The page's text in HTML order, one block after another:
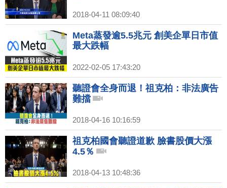
2018-04-11 08:09:40
Meta蒸發逾5.5兆元 創美企單日市值
最大跌幅
2022-02-05 17:43:20
聽證會全身而退！祖克柏：非法廣告
難擋
2018-04-16 10:16:59
祖克柏國會聽證道歉 臉書股價大漲
4.5％
2018-04-13 10:48:36